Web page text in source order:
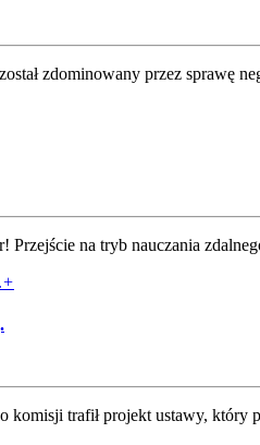
zdominowany przez sprawę
Przejście na tryb nauczania
+
komisji trafił projekt ustawy,